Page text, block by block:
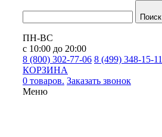
Поиск
ПН-ВС
с 10:00 до 20:00
8 (800) 302-77-06 8 (499) 348-15-11
КОРЗИНА
0 товаров. Заказать звонок
Меню